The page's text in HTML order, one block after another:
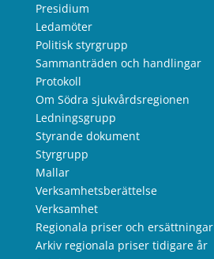
Presidium
Ledamöter
Politisk styrgrupp
Sammanträden och handlingar
Protokoll
Om Södra sjukvårdsregionen
Ledningsgrupp
Styrande dokument
Styrgrupp
Mallar
Verksamhetsberättelse
Verksamhet
Regionala priser och ersättningar
Arkiv regionala priser tidigare år